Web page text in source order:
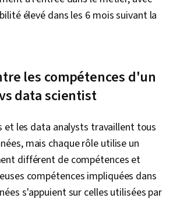
en nuage, API dans le nuage,
des données, Visualisation
Transformation des données,
Gestion des bases de données,
des transactions, Procédure
Bases de données, Langages de
Théorie des bases de données,
aux données, Big Data, Transformation
élevé dans les 6 mois suivant la
les compétences d'un
data scientist
et les data analysts travaillent tous
mais chaque rôle utilise un
différent de compétences et
compétences impliquées dans
s'appuient sur celles utilisées par